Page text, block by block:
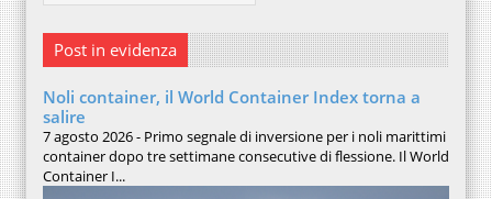
Post in evidenza
Noli container, il World Container Index torna a
salire
7 agosto 2026 - Primo segnale di inversione per i noli marittimi
container dopo tre settimane consecutive di flessione. Il World
Container I...